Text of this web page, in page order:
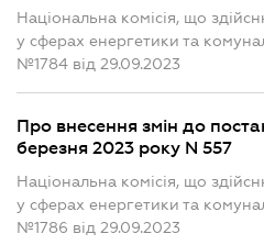
Національна комісія, що
у сферах енергетики та
№1784 від 29.09.2023
Про внесення змін до
березня 2023 року N 557
Національна комісія, що
у сферах енергетики та
№1786 від 29.09.2023